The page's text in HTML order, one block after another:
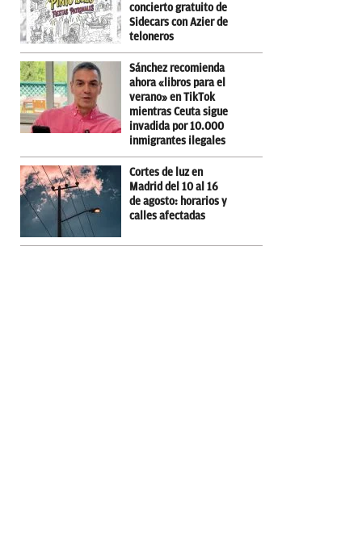
concierto gratuito de
Sidecars con Azier de
teloneros
Sánchez recomienda
ahora «libros para el
verano» en TikTok
mientras Ceuta sigue
invadida por 10.000
inmigrantes ilegales
Cortes de luz en
Madrid del 10 al 16
de agosto: horarios y
calles afectadas